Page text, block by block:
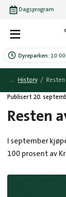
Dyreparken:
Dagsprogram
History /
Publisert 20.
Resten
I september
100 prosent av